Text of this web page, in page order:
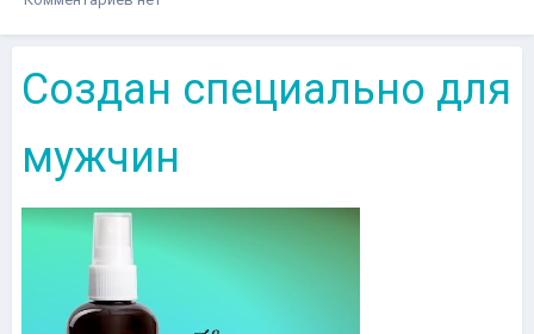
Создан специально для
мужчин